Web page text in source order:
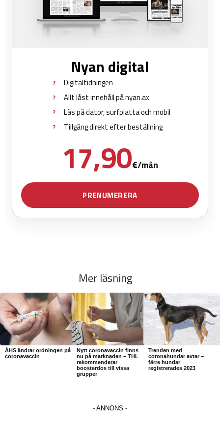
Mer läsning
ÅHS ändrar ordningen på
coronavaccin
Nytt coronavaccin finns
nu på marknaden – THL
rekommenderar
boosterdos till vissa
grupper
Trenden med
coronahundar avtar –
färre hundar
registrerades 2023